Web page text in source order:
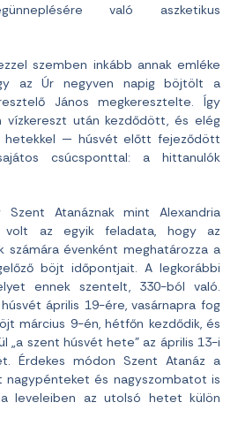
való aszketikus
szemben inkább annak emléke
az Úr negyven napig böjtölt a
János megkeresztelte. Így
után kezdődött, és elég
hetekkel — húsvét előtt fejeződött
csúcsponttal: a hittanulók
Szent Atanáznak mint Alexandria
volt az egyik feladata, hogy az
számára évenként meghatározza a
böjt időpontjait. A legkorábbi
ennek szentelt, 330-ból való.
április 19-ére, vasárnapra fog
március 9-én, hétfőn kezdődik, és
„a szent húsvét hete” az április 13-i
Érdekes módon Szent Atanáz a
és nagyszombatot is
leveleiben az utolsó hetet külön